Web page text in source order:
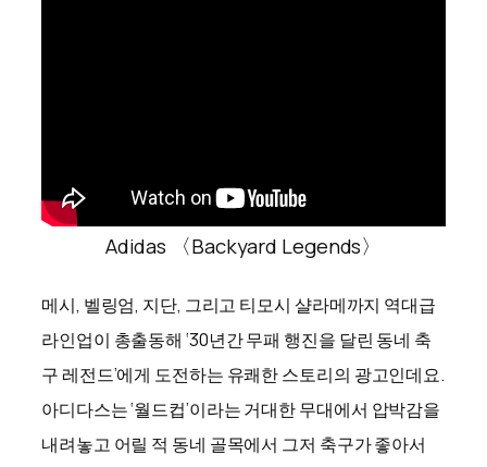
Adidas 〈Backyard Legends〉
메시, 벨링엄, 지단, 그리고 티모시 샬라메까지 역대급
라인업이 총출동해 ‘30년간 무패 행진을 달린 동네 축
구 레전드’에게 도전하는 유쾌한 스토리의 광고인데요.
아디다스는 ‘월드컵’이라는 거대한 무대에서 압박감을
내려놓고 어릴 적 동네 골목에서 그저 축구가 좋아서